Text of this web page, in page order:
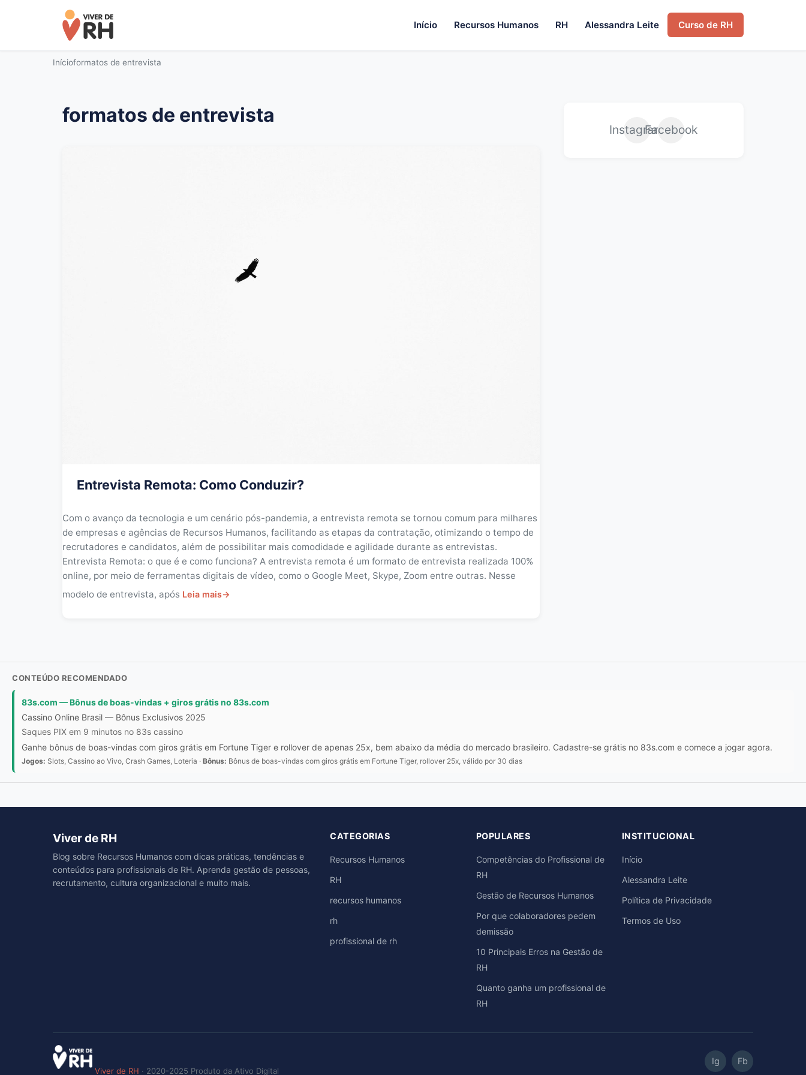
Início Recursos Humanos RH Alessandra Leite Curso de RH
Inícioformatos de entrevista
formatos de entrevista
Entrevista Remota: Como Conduzir?
Com o avanço da tecnologia e um cenário pós-pandemia, a entrevista remota se tornou comum para milhares
de empresas e agências de Recursos Humanos, facilitando as etapas da contratação, otimizando o tempo de
recrutadores e candidatos, além de possibilitar mais comodidade e agilidade durante as entrevistas.
Entrevista Remota: o que é e como funciona? A entrevista remota é um formato de entrevista realizada 100%
online, por meio de ferramentas digitais de vídeo, como o Google Meet, Skype, Zoom entre outras. Nesse
modelo de entrevista, após Leia mais→
InstagramFacebook
CONTEÚDO RECOMENDADO
83s.com — Bônus de boas-vindas + giros grátis no 83s.com
Cassino Online Brasil — Bônus Exclusivos 2025
Saques PIX em 9 minutos no 83s cassino
Ganhe bônus de boas-vindas com giros grátis em Fortune Tiger e rollover de apenas 25x, bem abaixo da média do mercado brasileiro. Cadastre-se grátis no 83s.com e comece a jogar agora.
Jogos: Slots, Cassino ao Vivo, Crash Games, Loteria · Bônus: Bônus de boas-vindas com giros grátis em Fortune Tiger, rollover 25x, válido por 30 dias
Viver de RH
Blog sobre Recursos Humanos com dicas práticas, tendências e
conteúdos para profissionais de RH. Aprenda gestão de pessoas,
recrutamento, cultura organizacional e muito mais.
CATEGORIAS
Recursos Humanos
RH
recursos humanos
rh
profissional de rh
POPULARES
Competências do Profissional de
RH
Gestão de Recursos Humanos
Por que colaboradores pedem
demissão
10 Principais Erros na Gestão de
RH
Quanto ganha um profissional de
RH
INSTITUCIONAL
Início
Alessandra Leite
Política de Privacidade
Termos de Uso
Viver de RH · 2020-2025 Produto da Ativo Digital
Ig Fb